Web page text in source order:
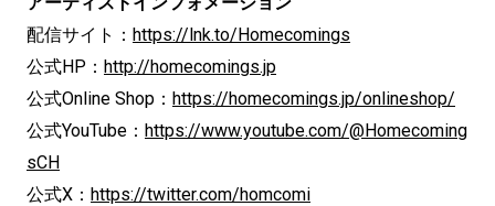
配信サイト： https://lnk.to/Homecomings
公式HP： http://homecomings.jp
公式Online Shop： https://homecomings.jp/onlineshop/
公式YouTube： https://www.youtube.com/@Homecoming
sCH
公式X： https://twitter.com/homcomi